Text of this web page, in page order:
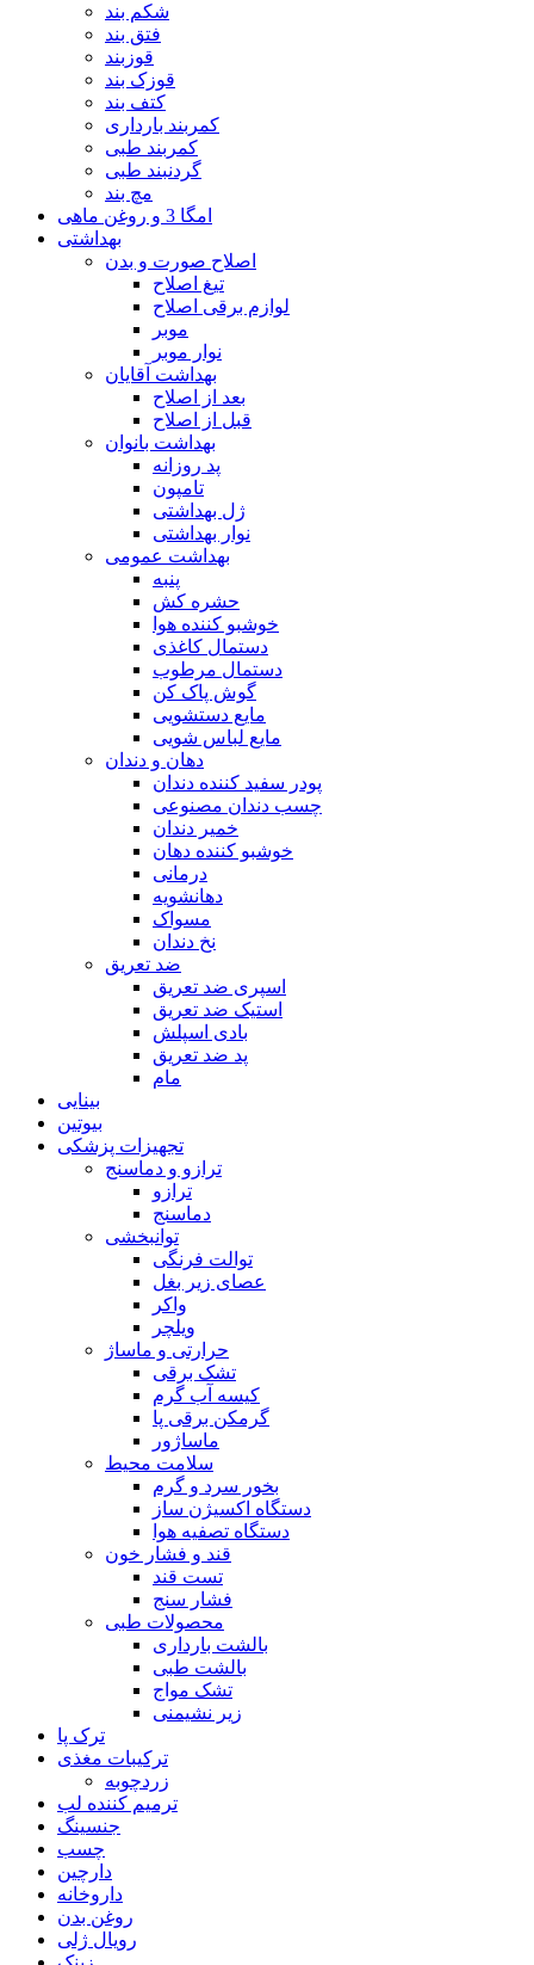
شکم بند
فتق بند
قوزبند
قوزک بند
کتف بند
کمربند بارداری
کمربند طبی
گردنبند طبی
مچ بند
امگا 3 و روغن ماهی
بهداشتی
اصلاح صورت و بدن
تیغ اصلاح
لوازم برقی اصلاح
موبر
نوار موبر
بهداشت آقایان
بعد از اصلاح
قبل از اصلاح
بهداشت بانوان
پد روزانه
تامپون
ژل بهداشتی
نوار بهداشتی
بهداشت عمومی
پنبه
حشره کش
خوشبو کننده هوا
دستمال کاغذی
دستمال مرطوب
گوش پاک کن
مایع دستشویی
مایع لباس شویی
دهان و دندان
پودر سفید کننده دندان
چسب دندان مصنوعی
خمیر دندان
خوشبو کننده دهان
درمانی
دهانشویه
مسواک
نخ دندان
ضد تعریق
اسپری ضد تعریق
استیک ضد تعریق
بادی اسپلش
پد ضد تعریق
مام
بینایی
بیوتین
تجهیزات پزشکی
ترازو و دماسنج
ترازو
دماسنج
توانبخشی
توالت فرنگی
عصای زیر بغل
واکر
ویلچر
حرارتی و ماساژ
تشک برقی
کیسه آب گرم
گرمکن برقی پا
ماساژور
سلامت محیط
بخور سرد و گرم
دستگاه اکسیژن ساز
دستگاه تصفیه هوا
قند و فشار خون
تست قند
فشار سنج
محصولات طبی
بالشت بارداری
بالشت طبی
تشک مواج
زیر نشیمنی
ترک پا
ترکیبات مغذی
زردچوبه
ترمیم کننده لب
جنسینگ
چسب
دارچین
داروخانه
روغن بدن
رویال ژلی